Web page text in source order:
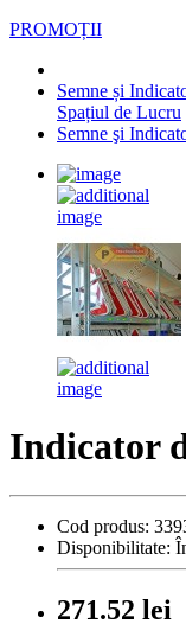
PROMOȚII
Semne și
Spațiul de Lucru
Semne şi
Indicator
Cod produs:
Disponibilitate:
271.52 lei